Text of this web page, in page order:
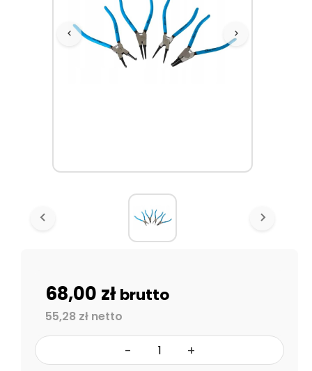
68,00 złbrutto
55,28 zł netto
- +